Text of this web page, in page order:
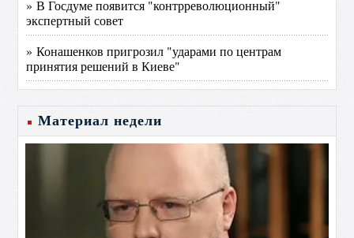
» В Госдуме появится "контрреволюционный"
экспертный совет
» Конашенков пригрозил "ударами по центрам
принятия решений в Киеве"
Материал недели